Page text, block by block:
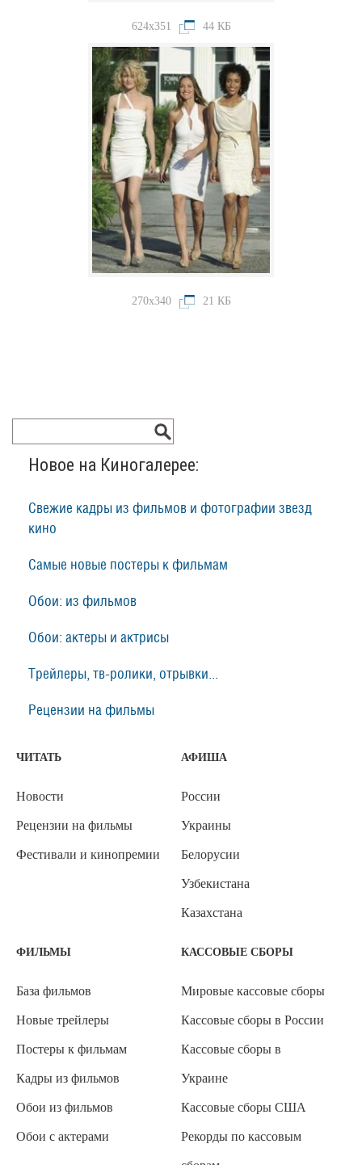
624x351 44 КБ
270x340 21 КБ
Новое на Киногалерее:
Свежие кадры из фильмов и фотографии звезд
кино
Самые новые постеры к фильмам
Обои: из фильмов
Обои: актеры и актрисы
Трейлеры, тв-ролики, отрывки...
Рецензии на фильмы
ЧИТАТЬ
Новости
Рецензии на фильмы
Фестивали и кинопремии
АФИША
России
Украины
Белорусии
Узбекистана
Казахстана
ФИЛЬМЫ
База фильмов
Новые трейлеры
Постеры к фильмам
Кадры из фильмов
Обои из фильмов
Обои с актерами
КАССОВЫЕ СБОРЫ
Мировые кассовые сборы
Кассовые сборы в России
Кассовые сборы в
Украине
Кассовые сборы США
Рекорды по кассовым